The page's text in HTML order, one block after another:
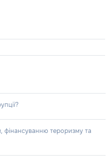
фінансуванню тероризму та